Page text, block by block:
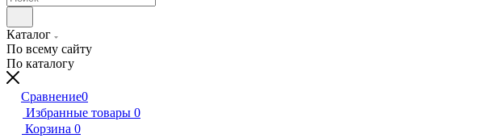
Каталог
По всему сайту
По каталогу
Сравнение0
Избранные товары 0
Корзина 0